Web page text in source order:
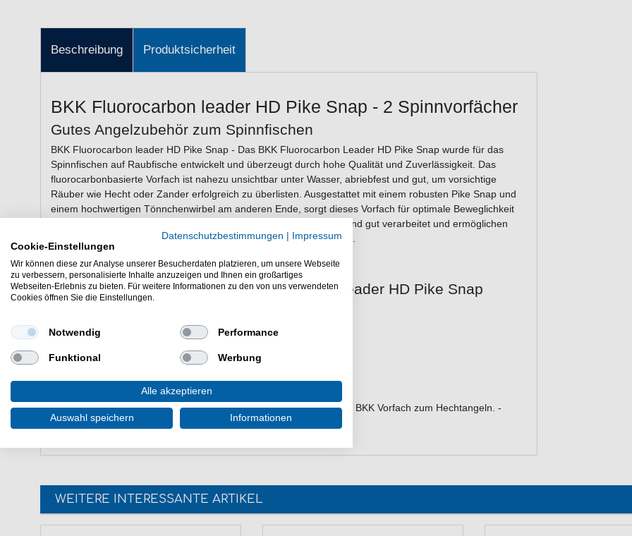
Beschreibung Produktsicherheit
BKK Fluorocarbon leader HD Pike Snap - 2 Spinnvorfächer
Gutes Angelzubehör zum Spinnfischen
BKK Fluorocarbon leader HD Pike Snap - Das BKK Fluorocarbon Leader HD Pike Snap wurde für das
Spinnfischen auf Raubfische entwickelt und überzeugt durch hohe Qualität und Zuverlässigkeit. Das
fluorocarbonbasierte Vorfach ist nahezu unsichtbar unter Wasser, abriebfest und gut, um vorsichtige
Räuber wie Hecht oder Zander erfolgreich zu überlisten. Ausgestattet mit einem robusten Pike Snap und
einem hochwertigen Tönnchenwirbel am anderen Ende, sorgt dieses Vorfach für optimale Beweglichkeit
des Köders und verhindert effektiv Schnurdrall. Die Klemmhülsen sind gut verarbeitet und ermöglichen
eine hohe Belastbarkeit – gut für den Einsatz in rauen Bedingungen.
Eigenschaften von dem BKK Fluorocarbon leader HD Pike Snap
robuster Snap
mit Tönnchen am anderen Ende
mit Klemmhülsen geklemmt
Lieferumfang: 2 Vorfächer in einer gewählten Variante
Günstig Fluorocarbon leader HD Pike Snap online kaufen & sparen. BKK Vorfach zum Hechtangeln. -
HIER 2 Spinnvorfächer bestellen.
WEITERE INTERESSANTE ARTIKEL
Datenschutzbestimmungen
Impressum
Cookie-Einstellungen
Wir können diese zur Analyse unserer Besucherdaten platzieren, um unsere Webseite
zu verbessern, personalisierte Inhalte anzuzeigen und Ihnen ein großartiges
Webseiten-Erlebnis zu bieten. Für weitere Informationen zu den von uns verwendeten
Cookies öffnen Sie die Einstellungen.
Notwendig Performance
Funktional Werbung
Alle akzeptieren
Auswahl speichern Informationen